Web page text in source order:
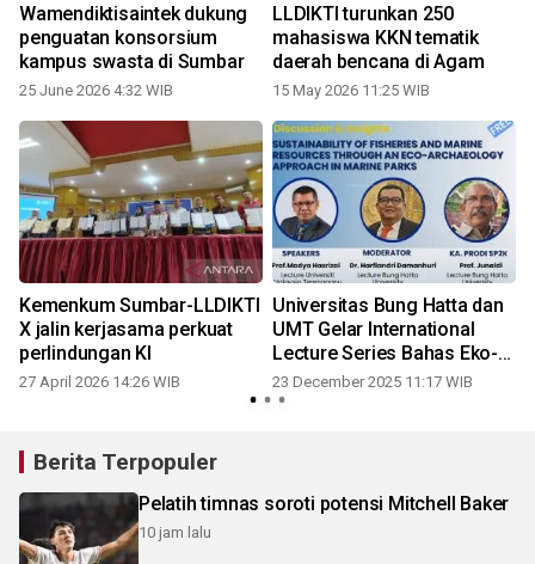
Wamendiktisaintek dukung
penguatan konsorsium
kampus swasta di Sumbar
25 June 2026 4:32 WIB
LLDIKTI turunkan 250
mahasiswa KKN tematik
daerah bencana di Agam
15 May 2026 11:25 WIB
Kemenkum Sumbar-LLDIKTI
X jalin kerjasama perkuat
perlindungan KI
27 April 2026 14:26 WIB
Universitas Bung Hatta dan
UMT Gelar International
Lecture Series Bahas Eko-
Arkeologi Maritim di
Kawasan Konservasi Laut
23 December 2025 11:17 WIB
Berita Terpopuler
Pelatih timnas soroti potensi Mitchell Baker
10 jam lalu